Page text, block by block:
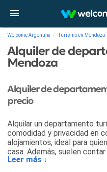
Welcome Argentina Turismo en Mendoza
Alquiler de
Mendoza
Alquiler de
precio
Alquilar un departamento
comodidad y privacidad en
alojamientos, ideal para
casa. Además, suelen
necesario para realizar su
Leer más ↓